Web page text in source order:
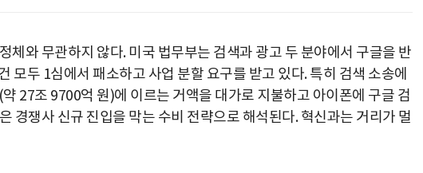
체와 무관하지 않다. 미국 법무부는 검색과 광고 두 분야에서 구글을 반
모두 1심에서 패소하고 사업 분할 요구를 받고 있다. 특히 검색 소송에
27조 9700억 원)에 이르는 거액을 대가로 지불하고 아이폰에 구글 검
경쟁사 신규 진입을 막는 수비 전략으로 해석된다. 혁신과는 거리가 멀